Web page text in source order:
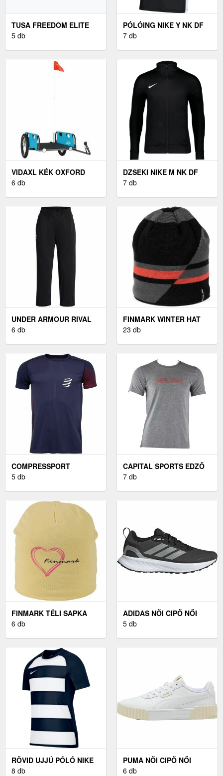
TUSA FREEDOM ELITE
BÚVÁRMASZK FEHÉR M-
5 db
PÓLÓING NIKE Y NK DF
ACD25 SS POLO
7 db
VIDAXL KÉK OXFORD
SZÖVET ÉS VAS
6 db
DZSEKI NIKE M NK DF
STRK24 TRK JKT K
7 db
UNDER ARMOUR RIVAL
NŐI MELEGÍTŐNADRÁG,
6 db
FINMARK WINTER HAT
TÉLI KÖTÖTT SAPKA,
23 db
COMPRESSPORT
PERFORMANCE SS
5 db
CAPITAL SPORTS EDZŐ
TRIKÓ, FÉRFI, S MÉRET,
7 db
FINMARK TÉLI SAPKA
TÉLI SAPKA, BÉZS,
6 db
ADIDAS NŐI CIPŐ NŐI
CIPŐ, FEKETE, MÉRET 40
5 db
RÖVID UJJÚ PÓLÓ NIKE
TEAM CREW RAZOR
8 db
PUMA NŐI CIPŐ NŐI
CIPŐ, FEHÉR, MÉRET 40
6 db